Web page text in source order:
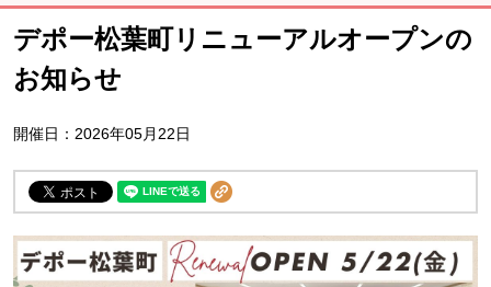
ここからサイト内共通メニューです。
サイト内共通メニューをスキップする
サイト内共通メニューここまで。
デポー松葉町リニューアルオープンの
お知らせ
開催日：2026年05月22日